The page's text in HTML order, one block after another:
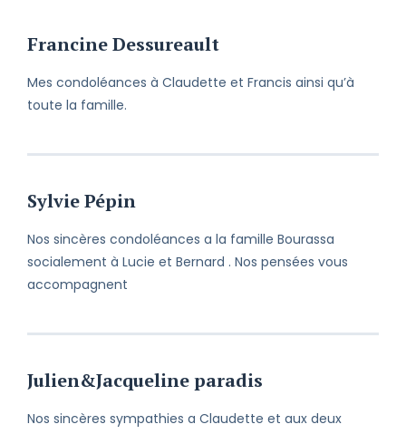
Francine Dessureault
Mes condoléances à Claudette et Francis ainsi qu’à
toute la famille.
Sylvie Pépin
Nos sincères condoléances a la famille Bourassa
socialement à Lucie et Bernard . Nos pensées vous
accompagnent
Julien&Jacqueline paradis
Nos sincères sympathies a Claudette et aux deux